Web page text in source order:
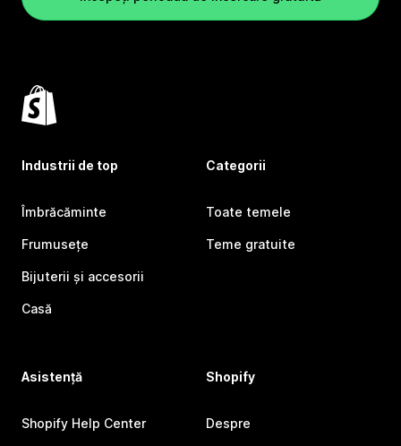
Industrii de top
Îmbrăcăminte
Frumusețe
Bijuterii și accesorii
Casă
Categorii
Toate temele
Teme gratuite
Asistență
Shopify Help Center
Shopify
Despre